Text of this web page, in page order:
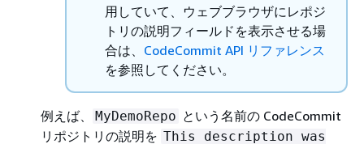
用していて、ウェブブラウザにレポジ
トリの説明フィールドを表示させる場
合は、 CodeCommit API リファレンス
を参照してください。
例えば、 MyDemoRepo という名前の CodeCommit
リポジトリの説明を This description was